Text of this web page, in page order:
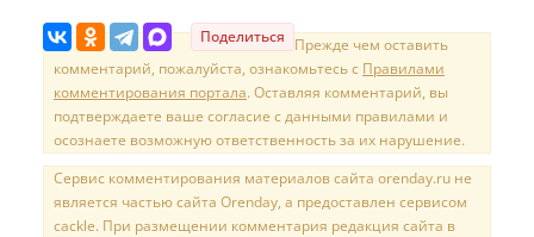
Поделиться Прежде чем оставить
комментарий, пожалуйста, ознакомьтесь с Правилами
комментирования портала. Оставляя комментарий, вы
подтверждаете ваше согласие с данными правилами и
осознаете возможную ответственность за их нарушение.
Сервис комментирования материалов сайта orenday.ru не
является частью сайта Orenday, а предоставлен сервисом
cackle. При размещении комментария редакция сайта в